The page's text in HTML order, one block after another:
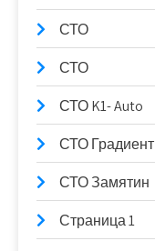
СТО
СТО
СТО K1- Auto
СТО Градиент
СТО Замятин
Страница 1